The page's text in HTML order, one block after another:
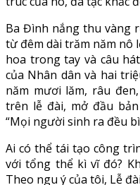
Ba Đình nắng thu vàng
từ đêm dài trăm năm nô
hoa trong tay và câu
của Nhân dân và hai
năm mươi lăm, râu
trên lễ đài, mở đầu
“Mọi người sinh ra đều
Ai có thể tái tạo công
với tổng thể kì vĩ đó?
Theo ngu ý của tôi, Lễ